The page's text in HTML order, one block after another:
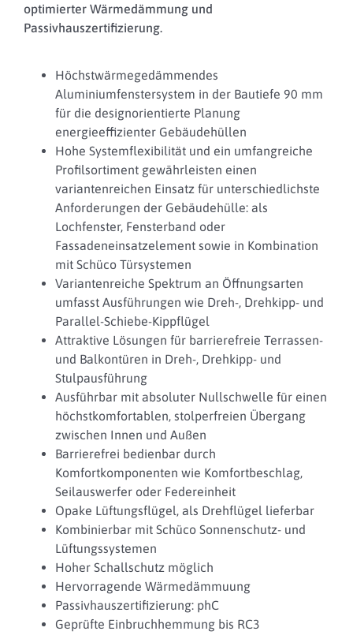
optimierter Wärmedämmung und
Passivhauszertifizierung.
Höchstwärmegedämmendes
Aluminiumfenstersystem in der Bautiefe 90 mm
für die designorientierte Planung
energieeffizienter Gebäudehüllen
Hohe Systemflexibilität und ein umfangreiche
Profilsortiment gewährleisten einen
variantenreichen Einsatz für unterschiedlichste
Anforderungen der Gebäudehülle: als
Lochfenster, Fensterband oder
Fassadeneinsatzelement sowie in Kombination
mit Schüco Türsystemen
Variantenreiche Spektrum an Öffnungsarten
umfasst Ausführungen wie Dreh-, Drehkipp- und
Parallel-Schiebe-Kippflügel
Attraktive Lösungen für barrierefreie Terrassen-
und Balkontüren in Dreh-, Drehkipp- und
Stulpausführung
Ausführbar mit absoluter Nullschwelle für einen
höchstkomfortablen, stolperfreien Übergang
zwischen Innen und Außen
Barrierefrei bedienbar durch
Komfortkomponenten wie Komfortbeschlag,
Seilauswerfer oder Federeinheit
Opake Lüftungsflügel, als Drehflügel lieferbar
Kombinierbar mit Schüco Sonnenschutz- und
Lüftungssystemen
Hoher Schallschutz möglich
Hervorragende Wärmedämmuung
Passivhauszertifizierung: phC
Geprüfte Einbruchhemmung bis RC3